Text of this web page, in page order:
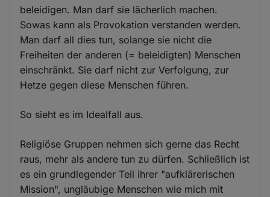
beleidigen. Man darf sie lächerlich machen.
Sowas kann als Provokation verstanden werden.
Man darf all dies tun, solange sie nicht die
Freiheiten der anderen (= beleidigten) Menschen
einschränkt. Sie darf nicht zur Verfolgung, zur
Hetze gegen diese Menschen führen.
So sieht es im Idealfall aus.
Religiöse Gruppen nehmen sich gerne das Recht
raus, mehr als andere tun zu dürfen. Schließlich ist
es ein grundlegender Teil ihrer "aufklärerischen
Mission", ungläubige Menschen wie mich mit